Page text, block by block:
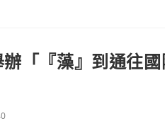
辦「『藻』到通往